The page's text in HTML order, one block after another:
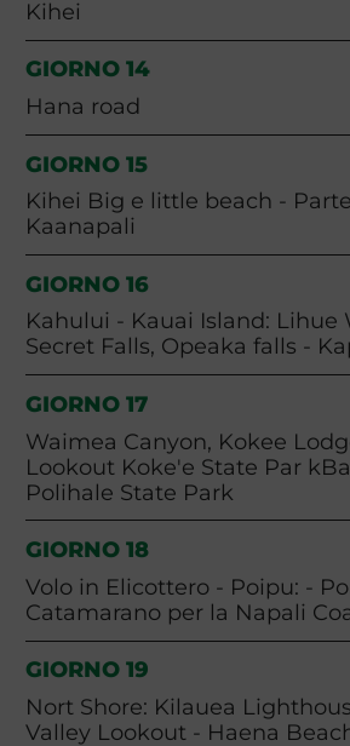
Kihei
GIORNO 14
Hana road
GIORNO 15
Kihei Big e little beach -
Kaanapali
GIORNO 16
Kahului - Kauai Island: Lihue
Secret Falls, Opeaka falls -
GIORNO 17
Waimea Canyon, Kokee
Lookout Koke'e State Par
Polihale State Park
GIORNO 18
Volo in Elicottero - Poipu: -
Catamarano per la Napali
GIORNO 19
Nort Shore: Kilauea
Valley Lookout - Haena